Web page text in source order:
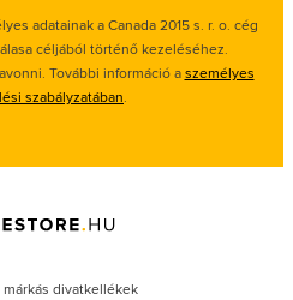
adatainak a Canada 2015 s. r. o. cég
céljából történő kezeléséhez.
További információ aszemélyes
szabályzatában.
divatkellékek